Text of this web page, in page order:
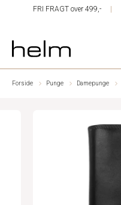
FRI FRAGT over 499,-
Forside Punge Damepunge